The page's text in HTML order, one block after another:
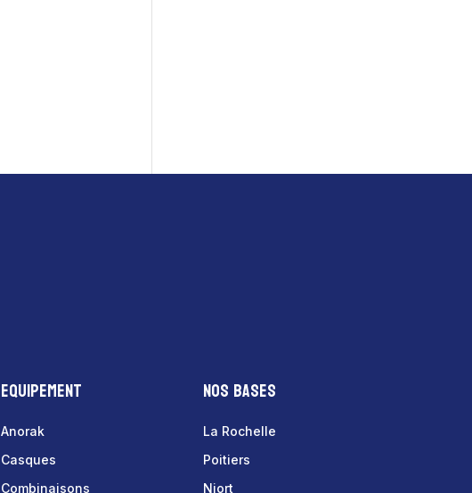
Equipement
Anorak
Casques
Combinaisons
Nos bases
La Rochelle
Poitiers
Niort